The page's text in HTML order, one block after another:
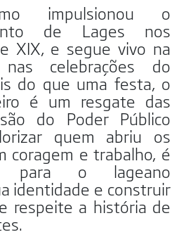
impulsionou o
de Lages nos
XIX, e segue vivo na
celebrações do
do que uma festa, o
é um resgate das
do Poder Público
quem abriu os
coragem e trabalho, é
para o lageano
identidade e construir
respeite a história de